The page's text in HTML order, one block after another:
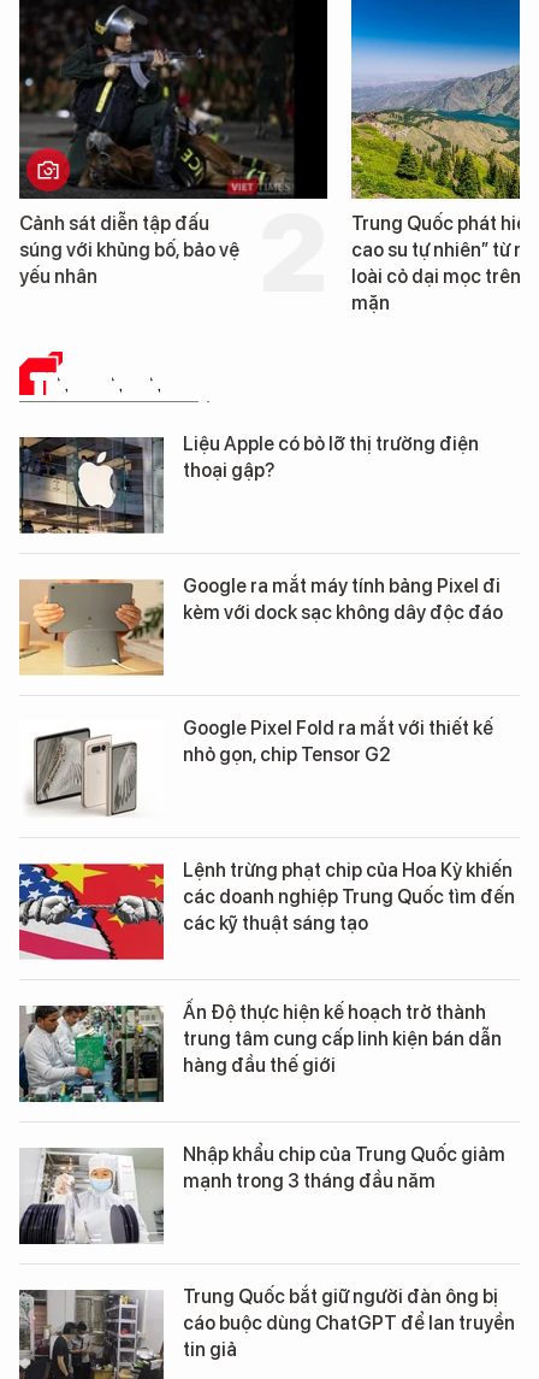
Trung Quốc phát hiện “mỏ
cao su tự nhiên” từ một
loài cỏ dại mọc trên đất
Loạt dự án bất động
Đà Nẵng sắp bị kiểm
TIN CÔNG NGHỆ
Liệu Apple có bỏ lỡ thị trường điện
thoại gập?
Google ra mắt máy tính bảng Pixel đi
kèm với dock sạc không dây độc đáo
Google Pixel Fold ra mắt với thiết kế
nhỏ gọn, chip Tensor G2
Lệnh trừng phạt chip của Hoa Kỳ khiến
các doanh nghiệp Trung Quốc tìm đến
các kỹ thuật sáng tạo
Ấn Độ thực hiện kế hoạch trở thành
trung tâm cung cấp linh kiện bán dẫn
hàng đầu thế giới
Nhập khẩu chip của Trung Quốc giảm
mạnh trong 3 tháng đầu năm
Trung Quốc bắt giữ người đàn ông bị
cáo buộc dùng ChatGPT để lan truyền
tin giả